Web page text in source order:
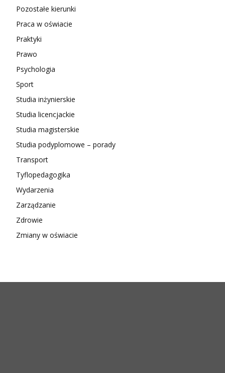
Pozostałe kierunki
Praca w oświacie
Praktyki
Prawo
Psychologia
Sport
Studia inżynierskie
Studia licencjackie
Studia magisterskie
Studia podyplomowe – porady
Transport
Tyflopedagogika
Wydarzenia
Zarządzanie
Zdrowie
Zmiany w oświacie